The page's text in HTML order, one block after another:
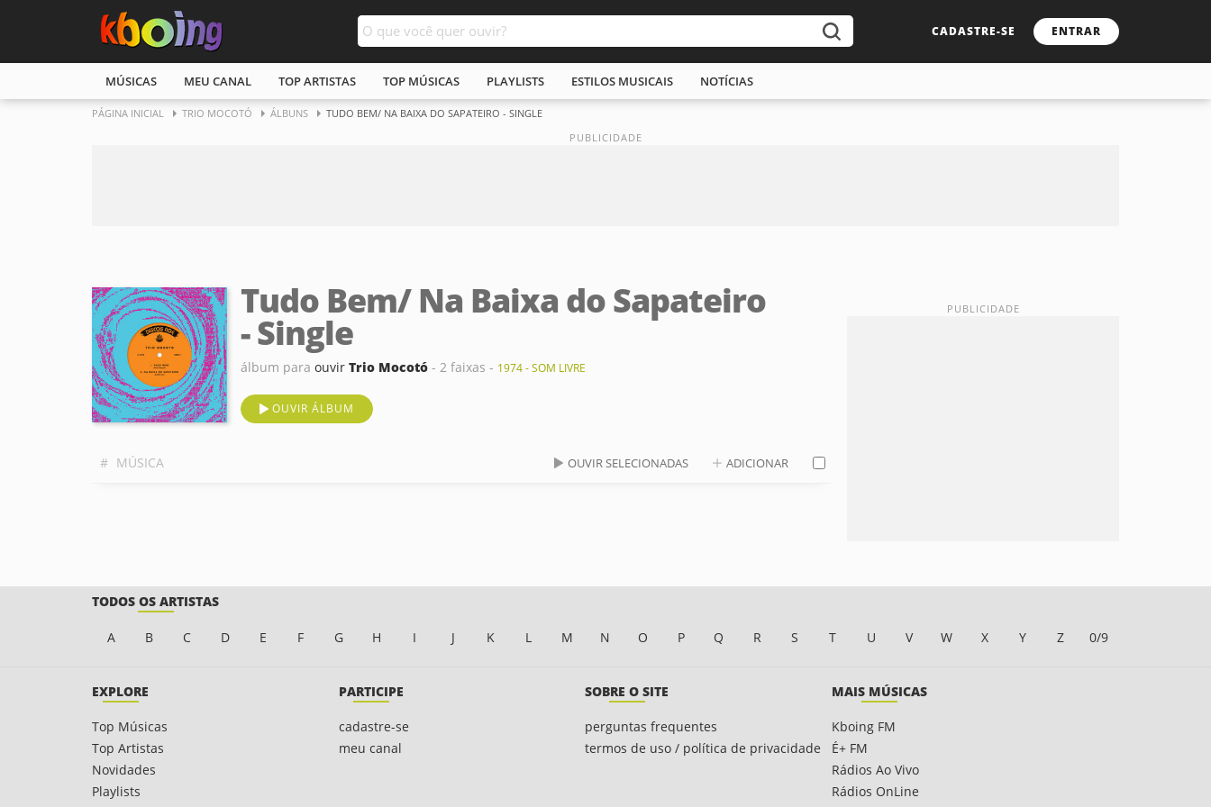
CADASTRE-SE ENTRAR
MÚSICAS MEU CANAL TOP ARTISTAS TOP MÚSICAS PLAYLISTS ESTILOS MUSICAIS NOTÍCIAS
PÁGINA INICIAL TRIO MOCOTÓ ÁLBUNS TUDO BEM/ NA BAIXA DO SAPATEIRO - SINGLE
Tudo Bem/ Na Baixa do Sapateiro
- Single
álbum para ouvir Trio Mocotó - 2 faixas - 1974 - SOM LIVRE
OUVIR ÁLBUM
# MÚSICA OUVIR SELECIONADAS ADICIONAR
TODOS OS ARTISTAS
A B C D E F G H I J K L M N O P Q R S T U V W X Y Z 0/9
EXPLORE
Top Músicas
Top Artistas
Novidades
Playlists
PARTICIPE
cadastre-se
meu canal
SOBRE O SITE
perguntas frequentes
termos de uso / política de privacidade
MAIS MÚSICAS
Kboing FM
É+ FM
Rádios Ao Vivo
Rádios OnLine